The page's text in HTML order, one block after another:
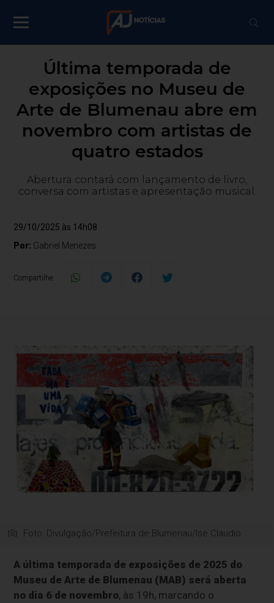
Última temporada de
exposições no Museu de
Arte de Blumenau abre em
novembro com artistas de
quatro estados
Abertura contará com lançamento de livro,
conversa com artistas e apresentação musical.
29/10/2025 às 14h08
Por: Gabriel Menezes
Compartilhe:
Foto: Divulgação/Prefeitura de Blumenau/Ise Claudio
A última temporada de exposições de 2025 do
Museu de Arte de Blumenau (MAB) será aberta
no dia 6 de novembro, às 19h, marcando o